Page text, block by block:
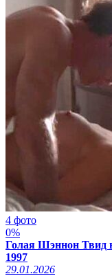
4 фото
0%
Голая Шэннон Твид
1997
29.01.2026